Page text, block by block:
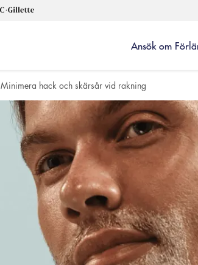
Ansök om
Minimera hack och skärsår vid rakning